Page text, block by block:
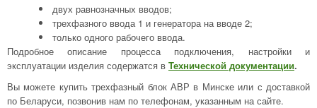
двух равнозначных вводов;
трехфазного ввода 1 и генератора на вводе 2;
только одного рабочего ввода.
Подробное описание процесса подключения, настройки и
эксплуатации изделия содержатся в Технической документации.
Вы можете купить трехфазный блок АВР в Минске или с доставкой
по Беларуси, позвонив нам по телефонам, указанным на сайте.